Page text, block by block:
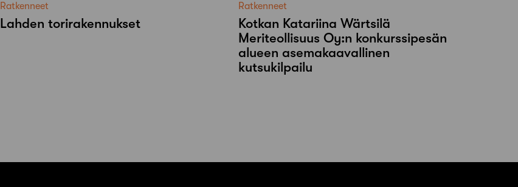
Ratkenneet
Lahden torirakennukset
Ratkenneet
Kotkan Katariina Wärtsilä
Meriteollisuus Oy:n konkurssipesän
alueen asemakaavallinen
kutsukilpailu